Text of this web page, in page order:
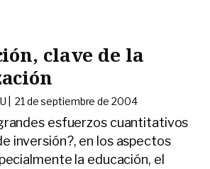
clave de la
|21 de septiembre de 2004
esfuerzos cuantitativos
inversión?, en los aspectos
la educación, el